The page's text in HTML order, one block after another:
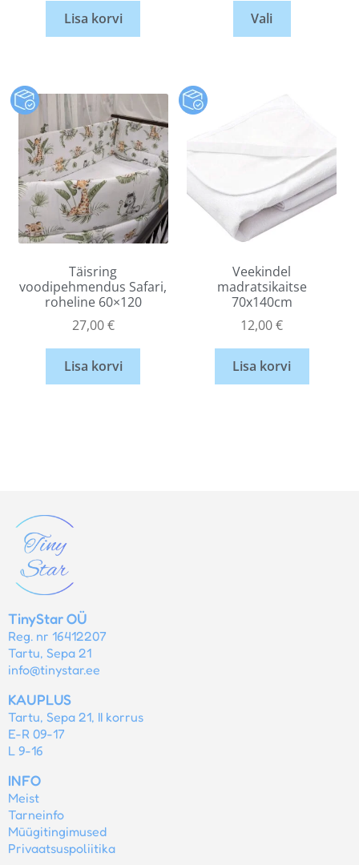
Lisa korvi Vali
Täisring
voodipehmendus Safari,
roheline 60×120
27,00€
Lisa korvi
Veekindel
madratsikaitse
70x140cm
12,00€
Lisa korvi
TinyStar OÜ
Reg. nr 16412207
Tartu, Sepa 21
info@tinystar.ee
KAUPLUS
Tartu, Sepa 21, II korrus
E-R 09-17
L 9-16
INFO
Meist
Tarneinfo
Müügitingimused
Privaatsuspoliitika